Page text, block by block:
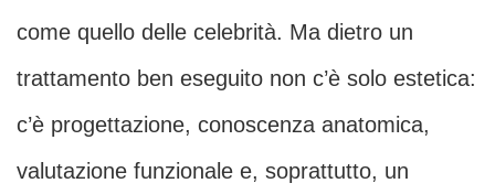
come quello delle celebrità. Ma dietro un
trattamento ben eseguito non c’è solo estetica:
c’è progettazione, conoscenza anatomica,
valutazione funzionale e, soprattutto, un